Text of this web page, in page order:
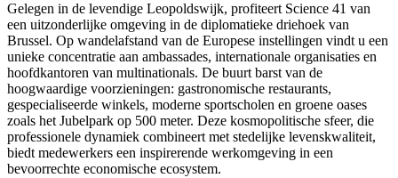
Gelegen in de levendige Leopoldswijk, profiteert Science 41 van
een uitzonderlijke omgeving in de diplomatieke driehoek van
Brussel. Op wandelafstand van de Europese instellingen vindt u een
unieke concentratie aan ambassades, internationale organisaties en
hoofdkantoren van multinationals. De buurt barst van de
hoogwaardige voorzieningen: gastronomische restaurants,
gespecialiseerde winkels, moderne sportscholen en groene oases
zoals het Jubelpark op 500 meter. Deze kosmopolitische sfeer, die
professionele dynamiek combineert met stedelijke levenskwaliteit,
biedt medewerkers een inspirerende werkomgeving in een
bevoorrechte economische ecosystem.